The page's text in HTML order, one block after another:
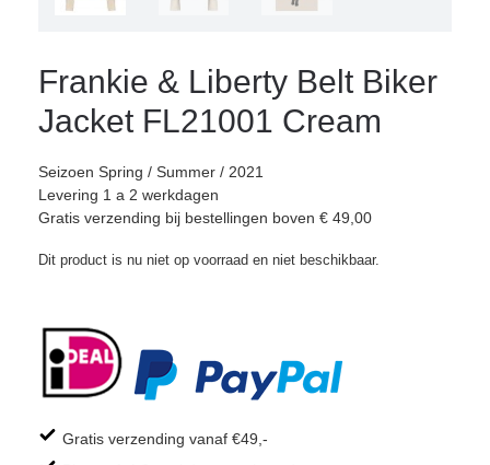
Frankie & Liberty Belt Biker
Jacket FL21001 Cream
Seizoen Spring / Summer / 2021
Levering 1 a 2 werkdagen
Gratis verzending bij bestellingen boven € 49,00
Dit product is nu niet op voorraad en niet beschikbaar.
Gratis verzending vanaf €49,-